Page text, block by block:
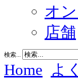
オ
店舗
検索...
Home よ